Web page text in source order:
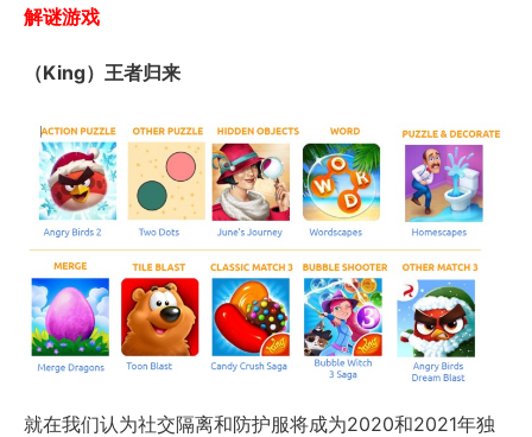
解谜游戏
（King）王者归来
就在我们认为社交隔离和防护服将成为2020和2021年独